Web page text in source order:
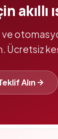
akıllı
Ücretsiz
Alın